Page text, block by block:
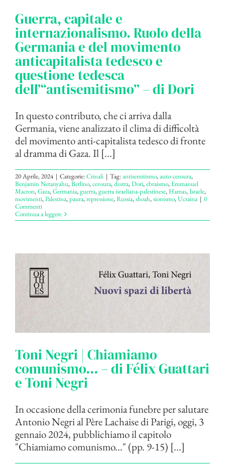
Guerra, capitale e
internazionalismo. Ruolo della
Germania e del movimento
anticapitalista tedesco e
questione tedesca
dell’“antisemitismo” – di Dori
In questo contributo, che ci arriva dalla
Germania, viene analizzato il clima di difficoltà
del movimento anti-capitalista tedesco di fronte
al dramma di Gaza. Il [...]
20 Aprile, 2024 | Categorie:Crinali | Tag:antisemitismo,auto-censura,
Benjamin Netanyahu,Berlino,censura,destra,Dori,ebraismo,Emmanuel
Macron,Gaza,Germania,guerra,guerra israeliana-palestinese,Hamas,Israele,
movimenti,Palestina,paura,repressione,Russia,shoah,sionismo,Ucraina | 0
Commenti
Continua a leggere
Toni Negri | Chiamiamo
comunismo… – di Félix Guattari
e Toni Negri
In occasione della cerimonia funebre per salutare
Antonio Negri al Père Lachaise di Parigi, oggi, 3
gennaio 2024, pubblichiamo il capitolo
"Chiamiamo comunismo..." (pp. 9-15) [...]